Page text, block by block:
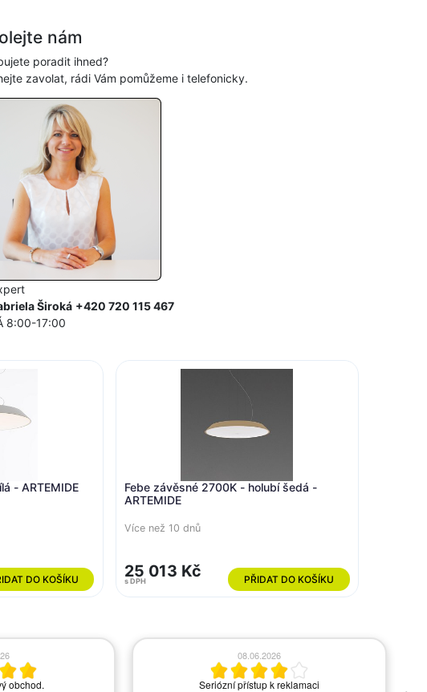
nám
poradit ihned?
zavolat, rádi Vám pomůžeme i telefonicky.
Široká +420 720 115 467
8:00-17:00
- bílá - ARTEMIDE
DO KOŠÍKU
Febe závěsné 2700K - holubí šedá -
ARTEMIDE
Více než 10 dnů
25 013 Kč
s DPH PŘIDAT DO KOŠÍKU
obchod.
08.06.2026
Seriózní přístup k reklamaci